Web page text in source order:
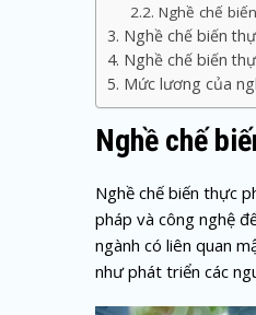
Nghề chế
Nghề chế biến
Nghề chế biến
Mức lương của
Nghề chế
Nghề chế biến thực
pháp và công nghệ
ngành có liên quan
như phát triển các